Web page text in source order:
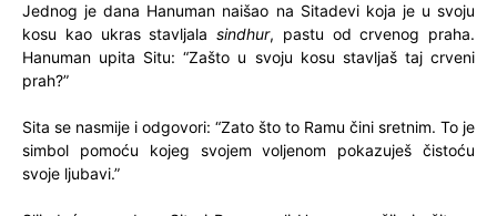
Jednog je dana Hanuman naišao na Sitadevi koja je u svoju
kosu kao ukras stavljala sindhur, pastu od crvenog praha.
Hanuman upita Situ: “Zašto u svoju kosu stavljaš taj crveni
prah?”
Sita se nasmije i odgovori: “Zato što to Ramu čini sretnim. To je
simbol pomoću kojeg svojem voljenom pokazuješ čistoću
svoje ljubavi.”